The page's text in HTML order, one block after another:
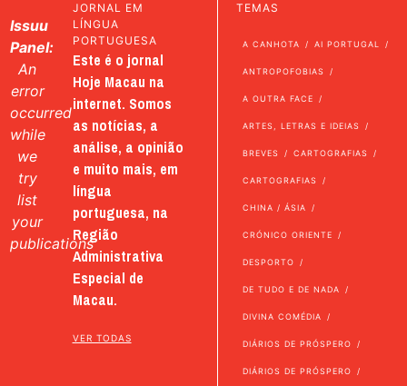
Issuu
Panel:
An
error
occurred
while
we
try
list
your
publications
JORNAL EM
LÍNGUA
PORTUGUESA
Este é o jornal
Hoje Macau na
internet. Somos
as notícias, a
análise, a opinião
e muito mais, em
língua
portuguesa, na
Região
Administrativa
Especial de
Macau.
VER TODAS
TEMAS
A CANHOTA AI PORTUGAL
ANTROPOFOBIAS
A OUTRA FACE
ARTES, LETRAS E IDEIAS
BREVES CARTOGRAFIAS
CARTOGRAFIAS
CHINA / ÁSIA
CRÓNICO ORIENTE
DESPORTO
DE TUDO E DE NADA
DIVINA COMÉDIA
DIÁRIOS DE PRÓSPERO
DIÁRIOS DE PRÓSPERO